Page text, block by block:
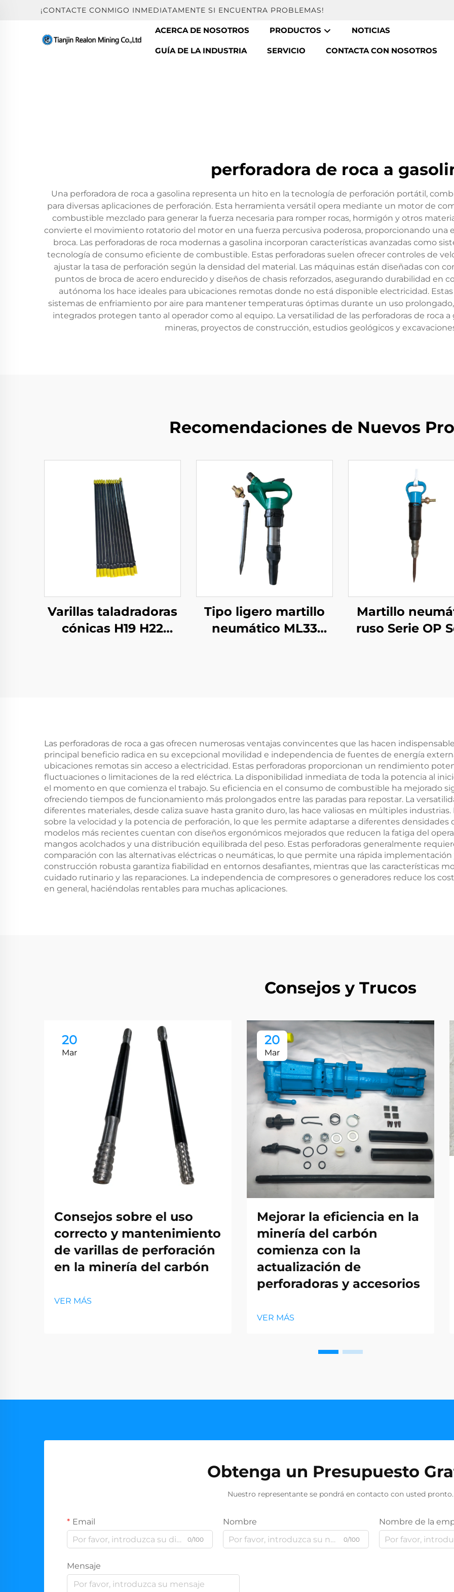
¡CONTACTE CONMIGO INMEDIATAMENTE SI ENCUENTRA PROBLEMAS!
ACERCA DE NOSOTROS PRODUCTOS NOTICIAS
GUÍA DE LA INDUSTRIA SERVICIO CONTACTA CON NOSOTROS
perforadora de roca a
Una perforadora de roca a gasolina representa un hito en la tecnología de perforación portátil,
para diversas aplicaciones de perforación. Esta herramienta versátil opera mediante un motor de
combustible mezclado para generar la fuerza necesaria para romper rocas, hormigón y otros
convierte el movimiento rotatorio del motor en una fuerza percusiva poderosa, proporcionando
broca. Las perforadoras de roca modernas a gasolina incorporan características avanzadas como
tecnología de consumo eficiente de combustible. Estas perforadoras suelen ofrecer controles de
ajustar la tasa de perforación según la densidad del material. Las máquinas están diseñadas con
puntos de broca de acero endurecido y diseños de chasis reforzados, asegurando durabilidad en
autónoma los hace ideales para ubicaciones remotas donde no está disponible electricidad.
sistemas de enfriamiento por aire para mantener temperaturas óptimas durante un uso
integrados protegen tanto al operador como al equipo. La versatilidad de las perforadoras de roca
mineras, proyectos de construcción, estudios geológicos y
Recomendaciones de Nuevos
Varillas taladradoras
cónicas H19 H22
Tipo ligero martillo
neumático ML33
Martillo
ruso Serie OP
Las perforadoras de roca a gas ofrecen numerosas ventajas convincentes que las hacen
principal beneficio radica en su excepcional movilidad e independencia de fuentes de energía
ubicaciones remotas sin acceso a electricidad. Estas perforadoras proporcionan un rendimiento
fluctuaciones o limitaciones de la red eléctrica. La disponibilidad inmediata de toda la potencia al
el momento en que comienza el trabajo. Su eficiencia en el consumo de combustible ha mejorado
ofreciendo tiempos de funcionamiento más prolongados entre las paradas para repostar. La
diferentes materiales, desde caliza suave hasta granito duro, las hace valiosas en múltiples
sobre la velocidad y la potencia de perforación, lo que les permite adaptarse a diferentes
modelos más recientes cuentan con diseños ergonómicos mejorados que reducen la fatiga del
mangos acolchados y una distribución equilibrada del peso. Estas perforadoras generalmente
comparación con las alternativas eléctricas o neumáticas, lo que permite una rápida implementación
construcción robusta garantiza fiabilidad en entornos desafiantes, mientras que las características
cuidado rutinario y las reparaciones. La independencia de compresores o generadores reduce los
en general, haciéndolas rentables para muchas aplicaciones.
Consejos y Trucos
20
Mar
Consejos sobre el uso
correcto y mantenimiento
de varillas de perforación
en la minería del carbón
VER MÁS
20
Mar
Mejorar la eficiencia en la
minería del carbón
comienza con la
actualización de
perforadoras y accesorios
VER MÁS
Obtenga un Presupuesto
Nuestro representante se pondrá en contacto con usted pronto.
Email
0/100
Nombre
0/100
Nombre de la
Mensaje